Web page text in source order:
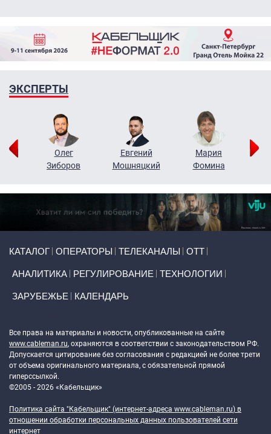
ЭКСПЕРТЫ
Олег
Зиборов
Евгений
Мошняцкий
Мария
Фомина
КАТАЛОГ ОПЕРАТОРЫ ТЕЛЕКАНАЛЫ ОТТ
АНАЛИТИКА РЕГУЛИРОВАНИЕ ТЕХНОЛОГИИ
ЗАРУБЕЖЬЕ КАЛЕНДАРЬ
Все права на материалы и новости, опубликованные на сайте
www.cableman.ru, охраняются в соответствии с законодательством РФ.
Допускается цитирование без согласования с редакцией не более трети
от объема оригинального материала, с обязательной прямой
гиперссылкой.
©2005 - 2026 «Кабельщик»
Политика сайта "Кабельщик" (интернет-адреса www.cableman.ru) в
отношении обработки персональных данных пользователей сети
интернет